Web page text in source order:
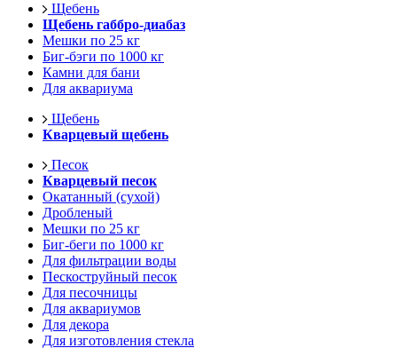
Щебень
Щебень габбро-диабаз
Мешки по 25 кг
Биг-бэги по 1000 кг
Камни для бани
Для аквариума
Щебень
Кварцевый щебень
Песок
Кварцевый песок
Окатанный (сухой)
Дробленый
Мешки по 25 кг
Биг-беги по 1000 кг
Для фильтрации воды
Пескоструйный песок
Для песочницы
Для аквариумов
Для декора
Для изготовления стекла